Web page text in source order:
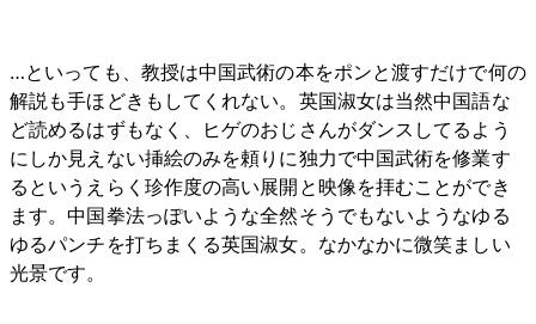
…といっても、教授は中国武術の本をポンと渡すだけで何の
解説も手ほどきもしてくれない。英国淑女は当然中国語な
ど読めるはずもなく、ヒゲのおじさんがダンスしてるよう
にしか見えない挿絵のみを頼りに独力で中国武術を修業す
るというえらく珍作度の高い展開と映像を拝むことができ
ます。中国拳法っぽいような全然そうでもないようなゆる
ゆるパンチを打ちまくる英国淑女。なかなかに微笑ましい
光景です。